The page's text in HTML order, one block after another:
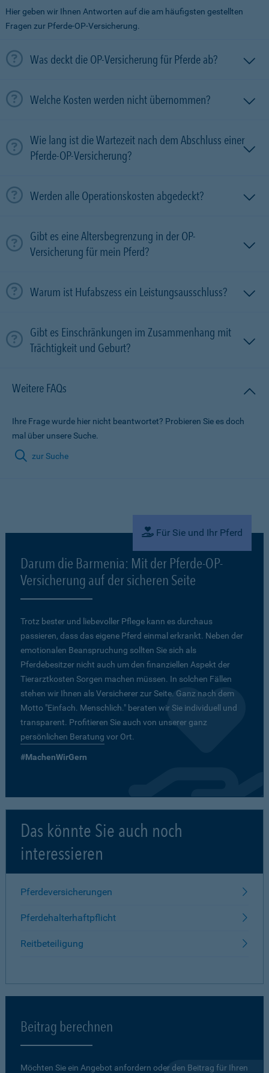
Hier geben wir Ihnen Antworten auf die am häufigsten gestellten
Fragen zur Pferde-OP-Versicherung.
Was deckt die OP-Versicherung für Pferde ab?
Welche Kosten werden nicht übernommen?
Wie lang ist die Wartezeit nach dem Abschluss einer
Pferde-OP-Versicherung?
Werden alle Operationskosten abgedeckt?
Gibt es eine Altersbegrenzung in der OP-
Versicherung für mein Pferd?
Warum ist Hufabszess ein Leistungsausschluss?
Gibt es Einschränkungen im Zusammenhang mit
Trächtigkeit und Geburt?
Weitere FAQs
Ihre Frage wurde hier nicht beantwortet? Probieren Sie es doch
mal über unsere Suche.
zur Suche
Für Sie und Ihr Pferd
Darum die Barmenia: Mit der Pferde-OP-
Versicherung auf der sicheren Seite
Trotz bester und liebevoller Pflege kann es durchaus
passieren, dass das eigene Pferd einmal erkrankt. Neben der
emotionalen Beanspruchung sollten Sie sich als
Pferdebesitzer nicht auch um den finanziellen Aspekt der
Tierarztkosten Sorgen machen müssen. In solchen Fällen
stehen wir Ihnen als Versicherer zur Seite. Ganz nach dem
Motto "Einfach. Menschlich." beraten wir Sie individuell und
transparent. Profitieren Sie auch von unserer ganz
persönlichen Beratung vor Ort.
#MachenWirGern
Das könnte Sie auch noch
interessieren
Pferdeversicherungen
Pferdehalterhaftpflicht
Reitbeteiligung
Beitrag berechnen
Möchten Sie ein Angebot anfordern oder den Beitrag für Ihren